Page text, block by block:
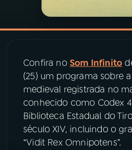
VIDEOCASTS
08 PRÊMIO RÁDIO MEC
ACOMPANHE A RÁDIO MEC
YouTube
Confira no Som Infinito
(25) um programa sobre
medieval registrada no
conhecido como Codex
Biblioteca Estadual do
século XIV, incluindo o
“Vidit Rex Omnipotens”.